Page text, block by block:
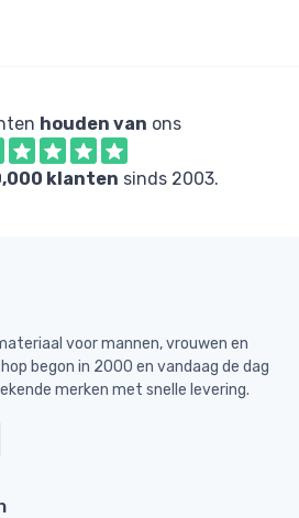
houden van ons
klanten sinds 2003.
voor mannen, vrouwen en
begon in 2000 en vandaag de dag
merken met snelle levering.